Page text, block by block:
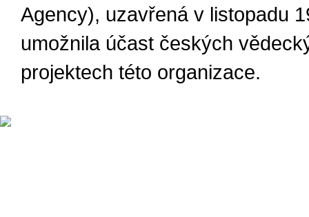
Agency), uzavřená v listopadu
umožnila účast českých
projektech této organizace.